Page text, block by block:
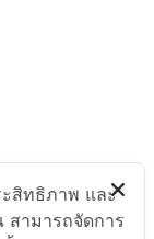
ะสิทธิภาพ และ
สามารถจัดการ